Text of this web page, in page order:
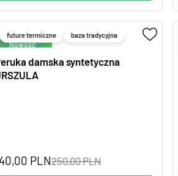
Promocja!
future termiczne baza tradycyjna
damska syntetyczna
250,00PLN
PLN